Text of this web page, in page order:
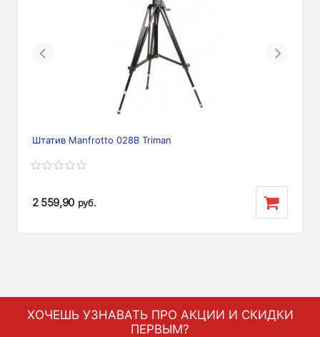
Previous Next
Штатив Manfrotto 028B Triman
2 559,90 руб.
ХОЧЕШЬ УЗНАВАТЬ ПРО АКЦИИ И СКИДКИ
ПЕРВЫМ?